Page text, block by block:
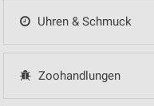
Uhren & Schmuck
Zoohandlungen